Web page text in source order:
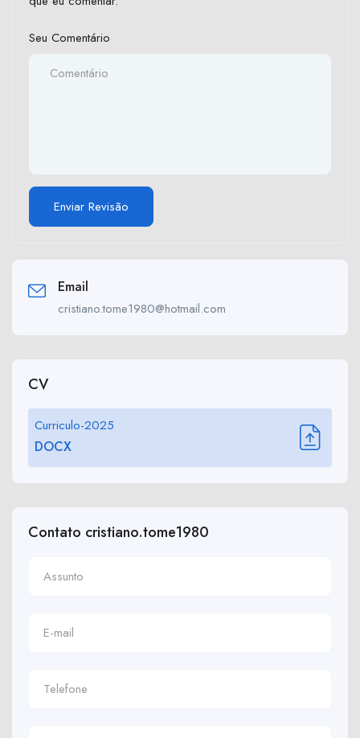
Seu Comentário
Email
cristiano.tome1980@hotmail.com
CV
Curriculo-2025
DOCX
Contato cristiano.tome1980